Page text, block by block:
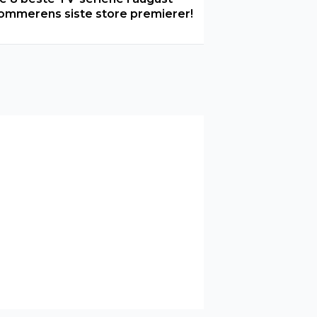
siste store premierer!